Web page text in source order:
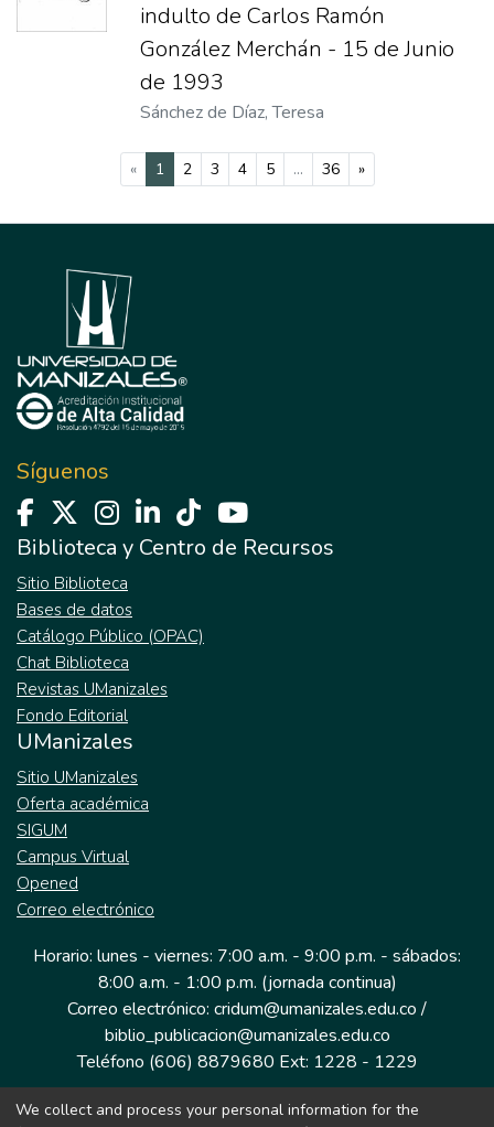
indulto de Carlos Ramón
González Merchán - 15 de Junio
de 1993
Sánchez de Díaz, Teresa
« 1(current)
2 3 4 5 ... 36 »
Síguenos
Biblioteca y Centro de Recursos
Sitio Biblioteca
Bases de datos
Catálogo Público (OPAC)
Chat Biblioteca
Revistas UManizales
Fondo Editorial
UManizales
Sitio UManizales
Oferta académica
SIGUM
Campus Virtual
Opened
Correo electrónico
Horario: lunes - viernes: 7:00 a.m. - 9:00 p.m. - sábados:
8:00 a.m. - 1:00 p.m. (jornada continua)
Correo electrónico: cridum@umanizales.edu.co /
biblio_publicacion@umanizales.edu.co
Teléfono (606) 8879680 Ext: 1228 - 1229
Dirección: Cra 9 a # 19-03 Edificio histórico, piso 1
We collect and process your personal information for the